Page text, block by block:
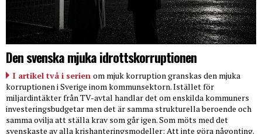
Den svenska mjuka idrottskorruptionen
I artikel två i serien om mjuk korruption granskas den mjuka
korruptionen i Sverige inom kommunsektorn. Istället för
miljardintäkter från TV-avtal handlar det om enskilda kommuners
investeringsbudgetar men det är samma strukturella beroende och
samma ovilja att ställa krav som går igen. Som möts med det
svenskaste av alla krishanteringsmodeller: Att inte göra någonting.